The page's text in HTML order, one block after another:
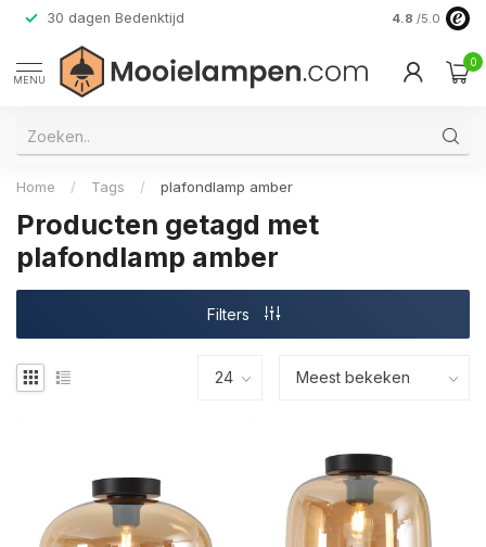
30 dagen Bedenktijd Verzending
4.8 /5.0
MENU
0
Home / Tags / plafondlamp amber
Producten getagd met
plafondlamp amber
Filters